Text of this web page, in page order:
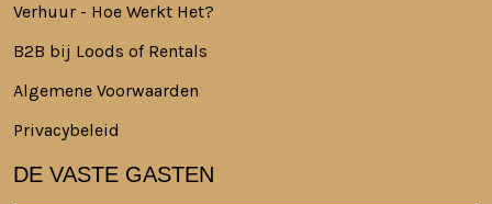
Verhuur - Hoe Werkt Het?
B2B bij Loods of Rentals
Algemene Voorwaarden
Privacybeleid
DE VASTE GASTEN